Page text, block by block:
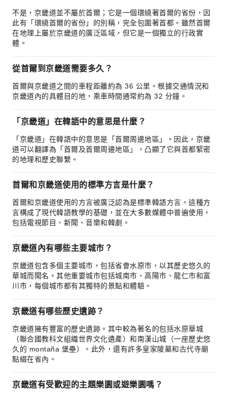
不是，京畿道並不屬於首爾；它是一個環繞著首爾的省份，因
此有「環繞首爾的省份」的別稱，完全包圍著首都。雖然首爾
在地理上屬於京畿道的廣泛區域，但它是一個獨立的行政實
體。
從首爾到京畿道需要多久？
首爾與京畿道之間的車程距離約為 36 公里。根據交通情況和
京畿道內的具體目的地，乘車時間通常約為 32 分鐘。
「京畿道」在韓語中的意思是什麼？
「京畿道」在韓語中的意思是「首爾周邊地區」。因此，京畿
道可以翻譯為「首爾及首爾周邊地區」，凸顯了它與首都緊密
的地理和歷史聯繫。
首爾和京畿道使用的標準方言是什麼？
首爾和京畿道使用的方言被廣泛認為是標準韓語方言。這種方
言構成了現代韓語教學的基礎，並在大多數媒體中普遍使用，
包括電視節目、新聞、音樂和韓劇。
京畿道內有哪些主要城市？
京畿道包含多個主要城市，包括省會水原市，以其歷史悠久的
華城而聞名。其他重要城市包括城南市、高陽市、龍仁市和富
川市，每個城市都有其獨特的景點和體驗。
京畿道有哪些歷史遺跡？
京畿道擁有豐富的歷史遺跡。其中較為著名的包括水原華城
（聯合國教科文組織世界文化遺產）和南漢山城（一座歷史悠
久的 montaña 堡壘）。此外，還有許多皇家陵墓和古代寺廟
點綴在省內。
京畿道有受歡迎的主題樂園或遊樂園嗎？